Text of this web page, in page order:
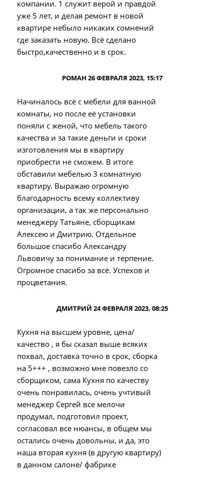
компании. 1 служит верой и правдой
уже 5 лет, и делая ремонт в новой
квартире небыло никаких сомнений
где заказать новую. Всё сделано
быстро,качественно и в срок.
РОМАН 26 ФЕВРАЛЯ 2023, 15:17
Начиналось всё с мебели для ванной
комнаты, но после её установки
поняли с женой, что мебель такого
качества и за такие деньги и сроки
изготовления мы в квартиру
приобрести не сможем. В итоге
обставили мебелью 3 комнатную
квартиру. Выражаю огромную
благодарность всему коллективу
организации, а так же персонально
менеджеру Татьяне, сборщикам
Алексею и Дмитрию. Отдельное
большое спасибо Александру
Львовичу за понимание и терпение.
Огромное спасибо за всё. Успехов и
процветания.
ДМИТРИЙ 24 ФЕВРАЛЯ 2023, 08:25
Кухня на высшем уровне, цена/
качество , я бы сказал выше всяких
похвал, доставка точно в срок, сборка
на 5+++ , возможно мне повезло со
сборщиком, сама Кухня по качеству
очень понравилась, очень учтивый
менеджер Сергей все мелочи
продумал, подготовил проект,
согласовал все нюансы, в общем мы
остались очень довольны, и да, это
наша вторая кухня (в другую квартиру)
в данном салоне/ фабрике